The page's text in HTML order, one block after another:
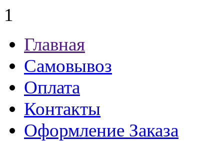
1
Главная
Самовывоз
Оплата
Контакты
Оформление Заказа